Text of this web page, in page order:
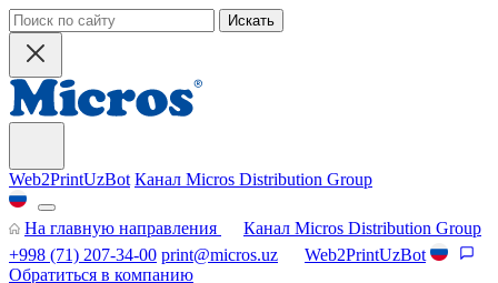
Искать
Web2PrintUzBot Канал Micros Distribution Group
На главную направления
Канал Micros Distribution Group
+998 (71) 207-34-00 print@micros.uz
Web2PrintUzBot
Обратиться в компанию